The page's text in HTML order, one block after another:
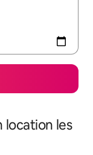
location les